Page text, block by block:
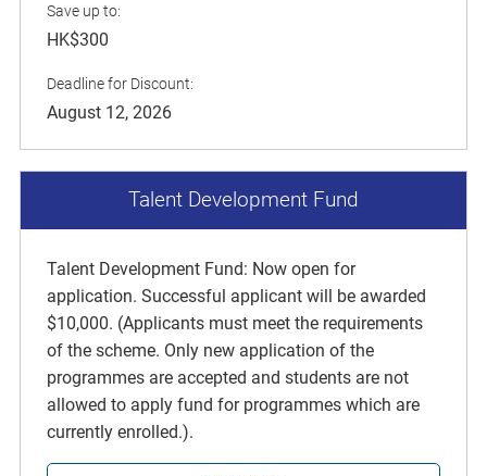
Save up to:
HK$300
Deadline for Discount:
August 12, 2026
Talent Development Fund
Talent Development Fund: Now open for
application. Successful applicant will be awarded
$10,000. (Applicants must meet the requirements
of the scheme. Only new application of the
programmes are accepted and students are not
allowed to apply fund for programmes which are
currently enrolled.).